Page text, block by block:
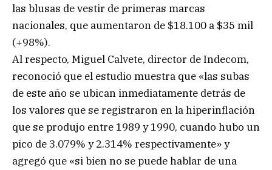
las blusas de vestir de primeras marcas
nacionales, que aumentaron de $18.100 a $35 mil
(+98%).
Al respecto, Miguel Calvete, director de Indecom,
reconoció que el estudio muestra que «las subas
de este año se ubican inmediatamente detrás de
los valores que se registraron en la hiperinflación
que se produjo entre 1989 y 1990, cuando hubo un
pico de 3.079% y 2.314% respectivamente» y
agregó que «si bien no se puede hablar de una